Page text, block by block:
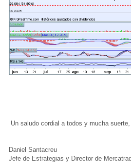
Un saludo cordial a todos y mucha suerte,
Daniel Santacreu
Jefe de Estrategias y Director de